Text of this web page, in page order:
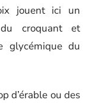
jouent ici un
croquant et
glycémique du
d’érable ou des